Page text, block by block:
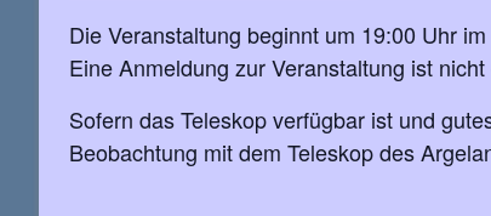
Die Veranstaltung beginnt um 19:00 Uhr
Eine Anmeldung zur Veranstaltung ist
Sofern das Teleskop verfügbar ist und
Beobachtung mit dem Teleskop des